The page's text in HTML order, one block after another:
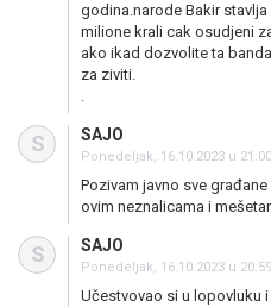
godina.narode Bakir
milione krali cak osudjeni
ako ikad dozvolite ta
za ziviti.
.
S SAJO
Ponedeljak, 16.10.2023 u 21:00
Pozivam javno sve
ovim neznalicama i
S SAJO
Ponedeljak, 16.10.2023 u 20:59
Učestvovao si u lopovluku